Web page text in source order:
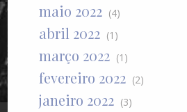
maio 2022 (4)
abril 2022 (1)
março 2022 (1)
fevereiro 2022 (2)
janeiro 2022 (3)